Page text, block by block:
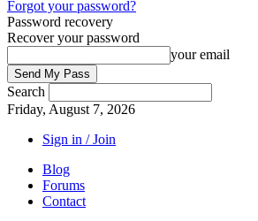
Forgot your password?
Password recovery
Recover your password
your email
Search
Friday, August 7, 2026
Sign in / Join
Blog
Forums
Contact